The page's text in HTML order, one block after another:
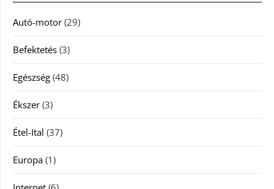
Autó-motor (29)
Befektetés (3)
Egészség (48)
Ékszer (3)
Étel-Ital (37)
Europa (1)